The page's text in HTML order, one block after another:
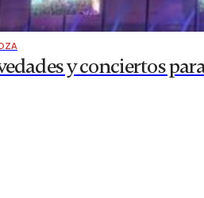
y conciertos